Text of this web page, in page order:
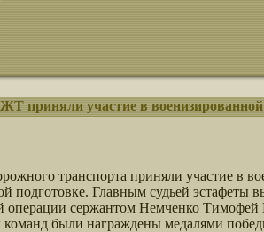
приняли участие в военизированной
транспорта приняли участие в
подготовке. Главным судьей эстафеты
операции сержантом Немченко Тимофей
были награждены медалями